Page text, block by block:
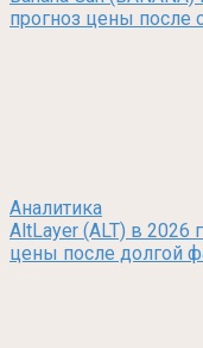
прогноз цены после
Аналитика
AltLayer (ALT) в 2026
цены после долгой